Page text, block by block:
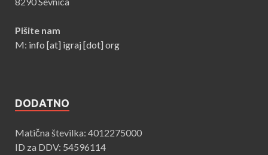
Pišite nam
M: info [at] igraj [dot] org
DODATNO
Matična številka: 4012275000
ID za DDV: 54596114